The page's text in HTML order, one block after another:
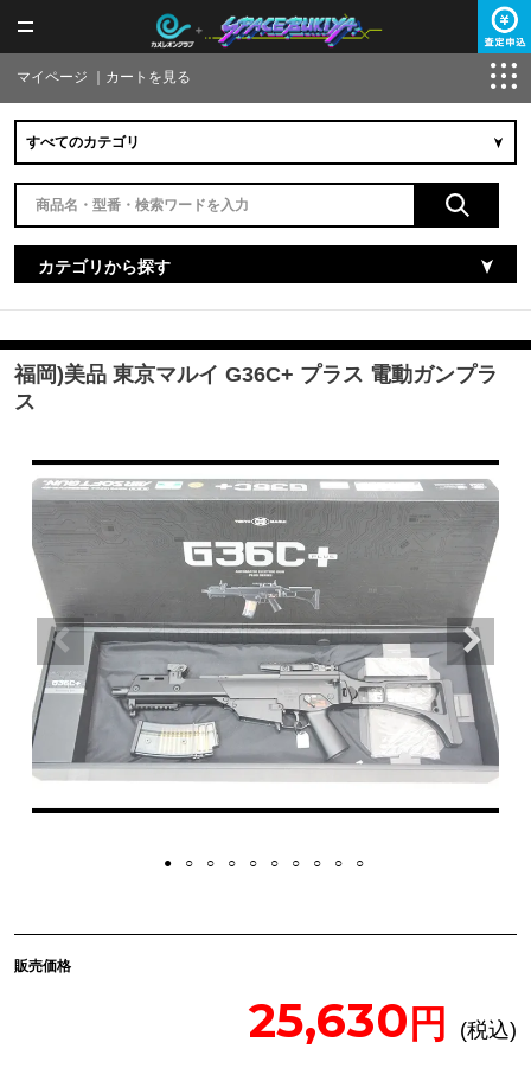
マイページ カートを見る
カテゴリから探す
福岡)美品 東京マルイ G36C+ プラス 電動ガンプラ
ス
販売価格
25,630